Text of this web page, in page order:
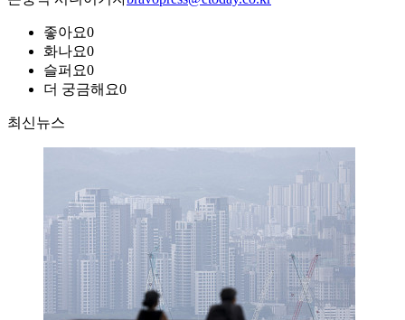
좋아요0
화나요0
슬퍼요0
더 궁금해요0
최신뉴스